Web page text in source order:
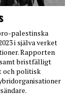
palestinska
i själva verket
Rapporten
bristfälligt
och politisk